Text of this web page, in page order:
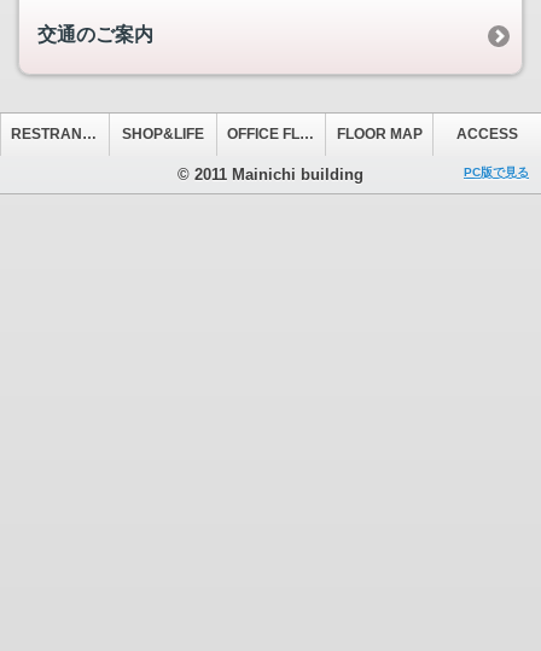
交通のご案内
RESTRANT&CAFE SHOP&LIFE OFFICE FLOOR FLOOR MAP ACCESS
© 2011 Mainichi building PC版で見る